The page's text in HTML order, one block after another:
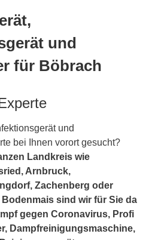
und
für Böbrach
und
bei Ihnen vorort gesucht?
Landkreis wie
Arnbruck,
Zachenberg oder
sind wir für Sie da
gegen Coronavirus, Profi
Dampfreinigungsmaschine,